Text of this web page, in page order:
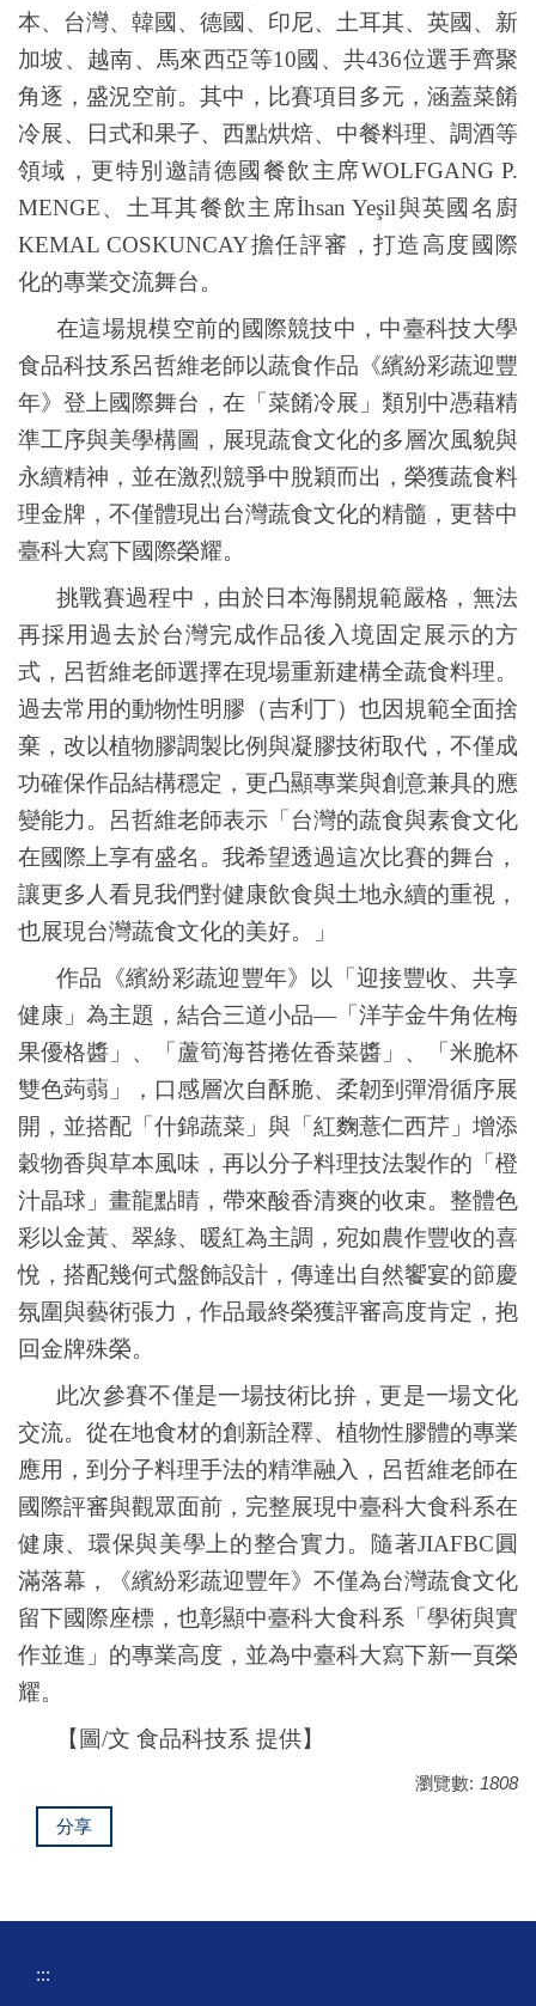
本、台灣、韓國、德國、印尼、土耳其、英國、新
加坡、越南、馬來西亞等10國、共436位選手齊聚
角逐，盛況空前。其中，比賽項目多元，涵蓋菜餚
冷展、日式和果子、西點烘焙、中餐料理、調酒等
領域，更特別邀請德國餐飲主席WOLFGANG P.
MENGE、土耳其餐飲主席İhsan Yeşil與英國名廚
KEMAL COSKUNCAY擔任評審，打造高度國際
化的專業交流舞台。
在這場規模空前的國際競技中，中臺科技大學
食品科技系呂哲維老師以蔬食作品《繽紛彩蔬迎豐
年》登上國際舞台，在「菜餚冷展」類別中憑藉精
準工序與美學構圖，展現蔬食文化的多層次風貌與
永續精神，並在激烈競爭中脫穎而出，榮獲蔬食料
理金牌，不僅體現出台灣蔬食文化的精髓，更替中
臺科大寫下國際榮耀。
挑戰賽過程中，由於日本海關規範嚴格，無法
再採用過去於台灣完成作品後入境固定展示的方
式，呂哲維老師選擇在現場重新建構全蔬食料理。
過去常用的動物性明膠（吉利丁）也因規範全面捨
棄，改以植物膠調製比例與凝膠技術取代，不僅成
功確保作品結構穩定，更凸顯專業與創意兼具的應
變能力。呂哲維老師表示「台灣的蔬食與素食文化
在國際上享有盛名。我希望透過這次比賽的舞台，
讓更多人看見我們對健康飲食與土地永續的重視，
也展現台灣蔬食文化的美好。」
作品《繽紛彩蔬迎豐年》以「迎接豐收、共享
健康」為主題，結合三道小品— 「洋芋金牛角佐梅
果優格醬」、「蘆筍海苔捲佐香菜醬」、「米脆杯
雙色蒟蒻」，口感層次自酥脆、柔韌到彈滑循序展
開，並搭配「什錦蔬菜」與「紅麴薏仁西芹」增添
穀物香與草本風味，再以分子料理技法製作的「橙
汁晶球」畫龍點睛，帶來酸香清爽的收束。整體色
彩以金黃、翠綠、暖紅為主調，宛如農作豐收的喜
悅，搭配幾何式盤飾設計，傳達出自然饗宴的節慶
氛圍與藝術張力，作品最終榮獲評審高度肯定，抱
回金牌殊榮。
此次參賽不僅是一場技術比拚，更是一場文化
交流。從在地食材的創新詮釋、植物性膠體的專業
應用，到分子料理手法的精準融入，呂哲維老師在
國際評審與觀眾面前，完整展現中臺科大食科系在
健康、環保與美學上的整合實力。隨著JIAFBC 圓
滿落幕，《繽紛彩蔬迎豐年》不僅為台灣蔬食文化
留下國際座標，也彰顯中臺科大食科系「學術與實
作並進」的專業高度，並為中臺科大寫下新一頁榮
耀。
【圖/文 食品科技系 提供】
瀏覽數: 1808
分享
:::